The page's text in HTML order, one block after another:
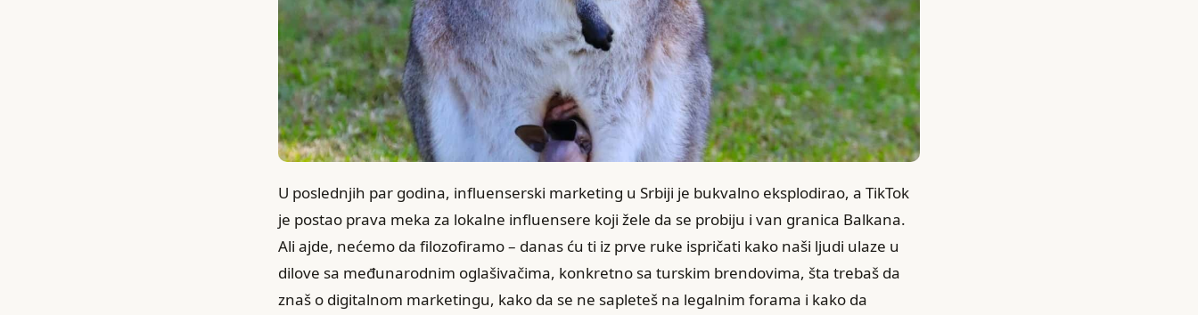
U poslednjih par godina, influenserski marketing u Srbiji je bukvalno eksplodirao, a TikTok
je postao prava meka za lokalne influensere koji žele da se probiju i van granica Balkana.
Ali ajde, nećemo da filozofiramo – danas ću ti iz prve ruke ispričati kako naši ljudi ulaze u
dilove sa međunarodnim oglašivačima, konkretno sa turskim brendovima, šta trebaš da
znaš o digitalnom marketingu, kako da se ne sapleteš na legalnim forama i kako da